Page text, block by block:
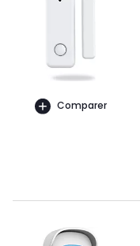
Comparer